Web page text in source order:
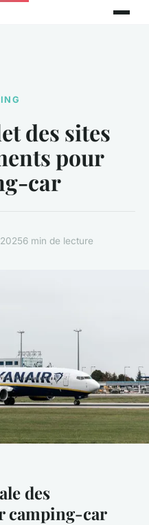
des sites
pour
car
6 min de lecture
des
camping-car